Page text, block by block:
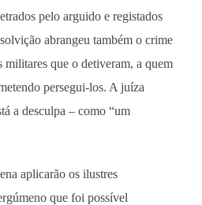
pelo arguido e registados
abrangeu também o crime
militares que o detiveram, a quem
persegui-los. A juíza
a desculpa – como “um
aplicarão os ilustres
que foi possível